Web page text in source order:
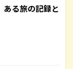
る旅の記録と